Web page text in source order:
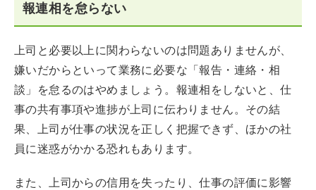
報連相を怠らない
上司と必要以上に関わらないのは問題ありませんが、
嫌いだからといって業務に必要な「報告・連絡・相
談」を怠るのはやめましょう。報連相をしないと、仕
事の共有事項や進捗が上司に伝わりません。その結
果、上司が仕事の状況を正しく把握できず、ほかの社
員に迷惑がかかる恐れもあります。
また、上司からの信用を失ったり、仕事の評価に影響